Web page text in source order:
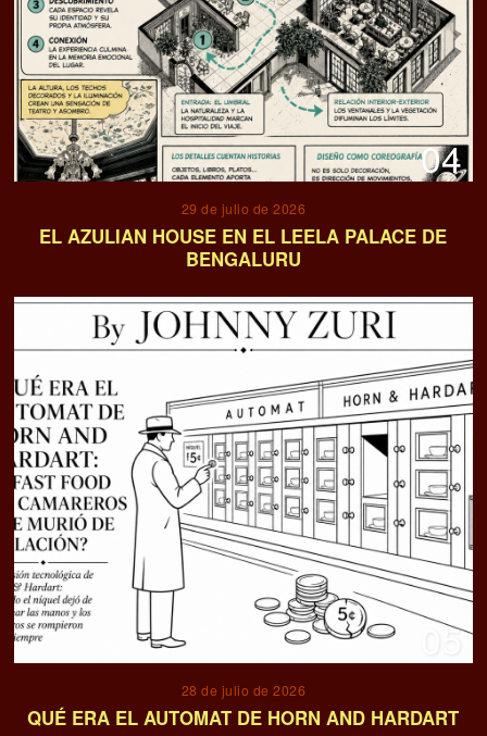
04
29 de julio de 2026
EL AZULIAN HOUSE EN EL LEELA PALACE DE
BENGALURU
05
28 de julio de 2026
QUÉ ERA EL AUTOMAT DE HORN AND HARDART